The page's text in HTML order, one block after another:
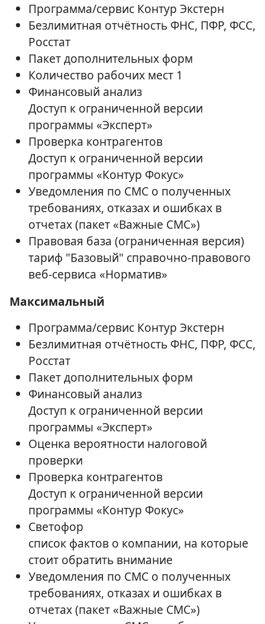
Программа/сервис Контур Экстерн
Безлимитная отчётность ФНС, ПФР, ФСС,
Росстат
Пакет дополнительных форм
Количество рабочих мест 1
Финансовый анализ
Доступ к ограниченной версии
программы «Эксперт»
Проверка контрагентов
Доступ к ограниченной версии
программы «Контур Фокус»
Уведомления по СМС о полученных
требованиях, отказах и ошибках в
отчетах (пакет «Важные СМС»)
Правовая база (ограниченная версия)
тариф "Базовый" справочно-правового
веб-сервиса «Норматив»
Максимальный
Программа/сервис Контур Экстерн
Безлимитная отчётность ФНС, ПФР, ФСС,
Росстат
Пакет дополнительных форм
Финансовый анализ
Доступ к ограниченной версии
программы «Эксперт»
Оценка вероятности налоговой
проверки
Проверка контрагентов
Доступ к ограниченной версии
программы «Контур Фокус»
Светофор
список фактов о компании, на которые
стоит обратить внимание
Уведомления по СМС о полученных
требованиях, отказах и ошибках в
отчетах (пакет «Важные СМС»)